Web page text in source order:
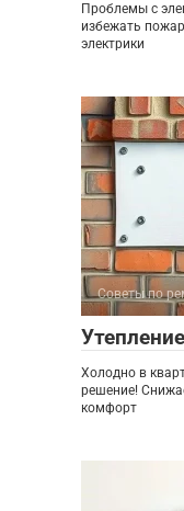
Проблемы с
избежать
электрики
Советы по
Холодно в
решение!
комфорт